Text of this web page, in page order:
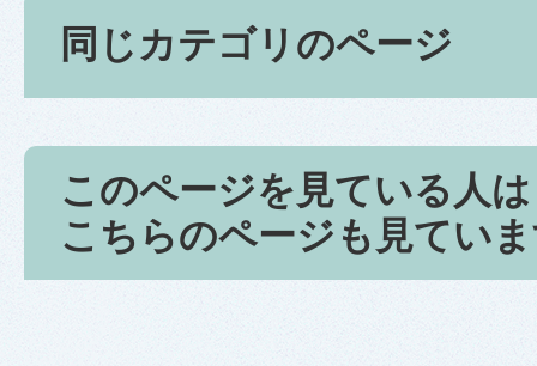
同じカテゴリのページ
このページを見ている人は
こちらのページも見てい